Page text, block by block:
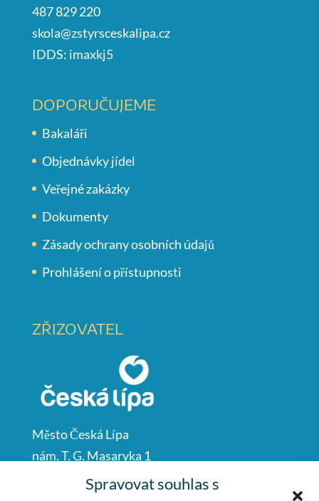
Spravovat souhlas s
487 829 220
skola@zstyrsceskalipa.cz
IDDS: imaxkj5
DOPORUČUJEME
Bakaláři
Objednávky jídel
Veřejné zakázky
Dokumenty
Zásady ochrany osobních údajů
Prohlášení o přístupnosti
ZŘIZOVATEL
Město Česká Lípa
nám. T. G. Masaryka 1
Česká Lípa